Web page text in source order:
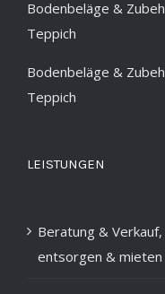
Bodenbeläge &
Teppich
LEISTUNGEN
Beratung &
entsorgen & mieten